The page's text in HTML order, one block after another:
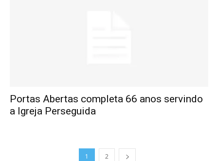
Portas Abertas completa 66 anos servindo
a Igreja Perseguida
1 2